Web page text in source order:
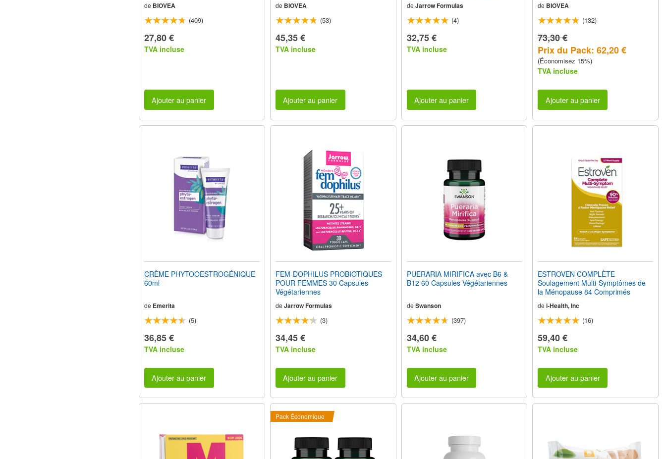
de BIOVEA
(409)
27,80 €
TVA incluse
Ajouter au panier
de BIOVEA
(53)
45,35 €
TVA incluse
Ajouter au panier
de Jarrow Formulas
(4)
32,75 €
TVA incluse
Ajouter au panier
de BIOVEA
(132)
73,30 €
Prix du Pack: 62,20 €
(Économisez 15%)
TVA incluse
Ajouter au panier
CRÈME PHYTOOESTROGÉNIQUE
60ml
de Emerita
(5)
36,85 €
TVA incluse
Ajouter au panier
FEM-DOPHILUS PROBIOTIQUES
POUR FEMMES 30 Capsules
Végétariennes
de Jarrow Formulas
(3)
34,45 €
TVA incluse
Ajouter au panier
PUERARIA MIRIFICA avec B6 &
B12 60 Capsules Végétariennes
de Swanson
(397)
34,60 €
TVA incluse
Ajouter au panier
ESTROVEN COMPLÈTE
Soulagement Multi-Symptômes de
la Ménopause 84 Comprimés
de i-Health, Inc
(16)
59,40 €
TVA incluse
Ajouter au panier
Pack Économique